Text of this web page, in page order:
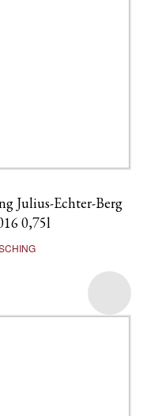
Julius-Echter-Berg
0,75l